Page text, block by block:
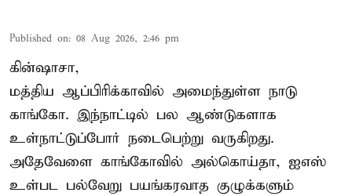
Published on: 08 Aug 2026, 2:46 pm
கின்ஷாசா,
மத்திய ஆப்பிரிக்காவில் அமைந்துள்ள நாடு
காங்கோ. இந்நாட்டில் பல ஆண்டுகளாக
உள்நாட்டுப்போர் நடைபெற்று வருகிறது.
அதேவேளை காங்கோவில் அல்கொய்தா, ஐஎஸ்
உள்பட பல்வேறு பயங்கரவாத குழுக்களும்